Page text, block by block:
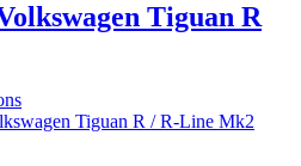
Tiguan R